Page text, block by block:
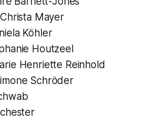
Mayer
Köhler
Houtzeel
Henriette Reinhold
Schröder